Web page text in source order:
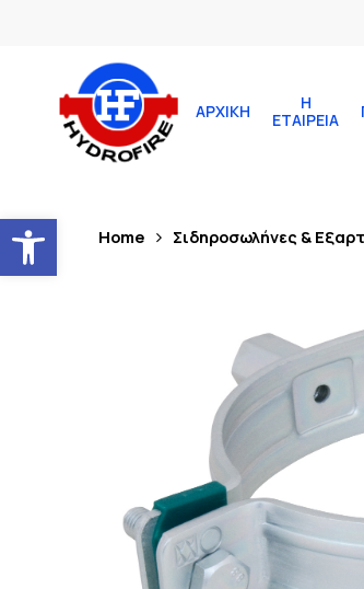
Ανοίξτε τη γραμμή εργαλείων
ΑΡΧΙΚΉ
Η
ΕΤΑΙΡΕΊΑ
Home Σιδηροσωλήνες &